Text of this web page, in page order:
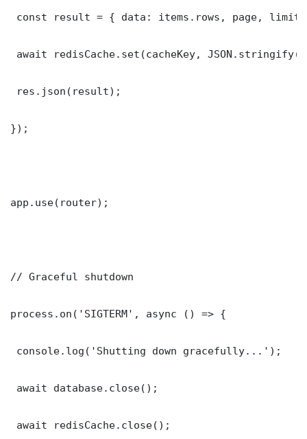
const result = { data: items.rows, page,
await redisCache.set(cacheKey,
res.json(result);
});
app.use(router);
// Graceful shutdown
process.on('SIGTERM', async () => {
console.log('Shutting down gracefully...');
await database.close();
await redisCache.close();